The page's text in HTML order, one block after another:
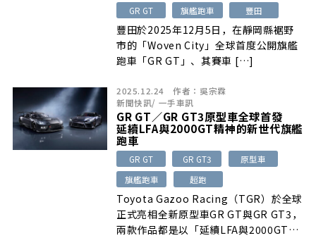
GR GT 旗艦跑車 豐田
豐田於2025年12月5日，在靜岡縣裾野
市的「Woven City」全球首度公開旗艦
跑車「GR GT」、其賽車 […]
2025.12.24 作者： 吳宗霖
新聞快訊/ 一手車訊
GR GT／GR GT3原型車全球首發
延續LFA與2000GT精神的新世代旗艦
跑車
GR GT GR GT3
原型車
旗艦跑車
超跑
Toyota Gazoo Racing（TGR）於全球
正式亮相全新原型車GR GT與GR GT3，
兩款作品都是以「延續LFA與2000GT精